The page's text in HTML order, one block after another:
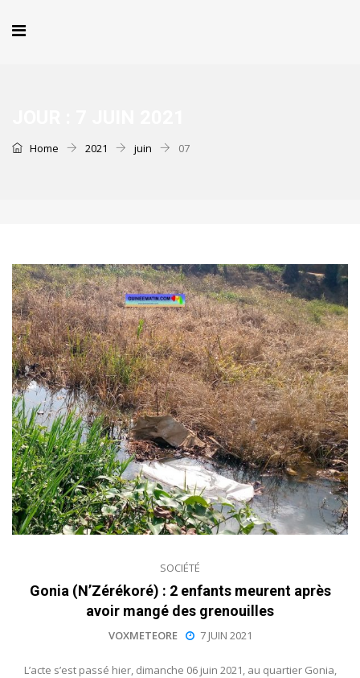
Home 2021 juin 07
SOCIÉTÉ
Gonia (N’Zérékoré) : 2 enfants meurent après
avoir mangé des grenouilles
VOXMETEORE 7 JUIN 2021
L’acte s’est passé hier, dimanche 06 juin 2021, au quartier Gonia,